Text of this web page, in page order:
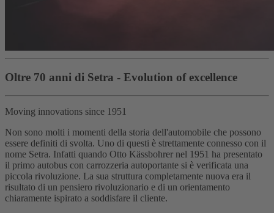
Oltre 70 anni di Setra - Evolution of excellence
Moving innovations since 1951
Non sono molti i momenti della storia dell'automobile che possono
essere definiti di svolta. Uno di questi è strettamente connesso con il
nome Setra. Infatti quando Otto Kässbohrer nel 1951 ha presentato
il primo autobus con carrozzeria autoportante si è verificata una
piccola rivoluzione. La sua struttura completamente nuova era il
risultato di un pensiero rivoluzionario e di un orientamento
chiaramente ispirato a soddisfare il cliente.